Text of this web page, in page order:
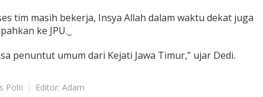
tim masih bekerja, Insya Allah dalam waktu dekat juga
ke JPU._
penuntut umum dari Kejati Jawa Timur,” ujar Dedi.
Polri Editor: Adam